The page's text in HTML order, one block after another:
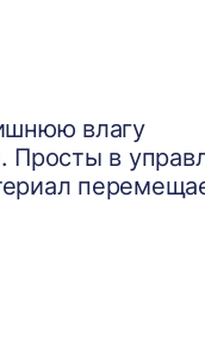
влагу
Просты в